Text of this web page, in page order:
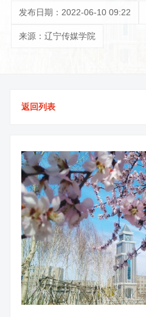
发布日期：2022-06-10 09:22
来源：辽宁传媒学院
返回列表